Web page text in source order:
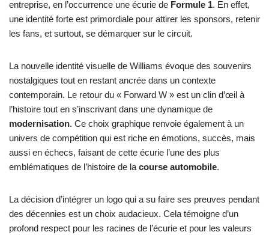
entreprise, en l’occurrence une écurie de Formule 1. En effet,
une identité forte est primordiale pour attirer les sponsors, retenir
les fans, et surtout, se démarquer sur le circuit.
La nouvelle identité visuelle de Williams évoque des souvenirs
nostalgiques tout en restant ancrée dans un contexte
contemporain. Le retour du « Forward W » est un clin d’œil à
l’histoire tout en s’inscrivant dans une dynamique de
modernisation. Ce choix graphique renvoie également à un
univers de compétition qui est riche en émotions, succès, mais
aussi en échecs, faisant de cette écurie l’une des plus
emblématiques de l’histoire de la course automobile.
La décision d’intégrer un logo qui a su faire ses preuves pendant
des décennies est un choix audacieux. Cela témoigne d’un
profond respect pour les racines de l’écurie et pour les valeurs